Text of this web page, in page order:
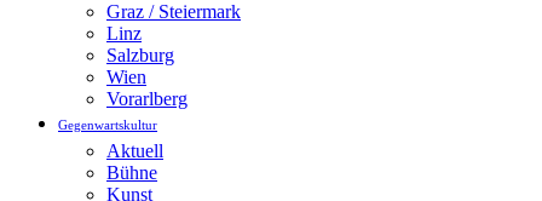
Graz / Steiermark
Linz
Salzburg
Wien
Vorarlberg
Gegenwartskultur
Aktuell
Bühne
Kunst